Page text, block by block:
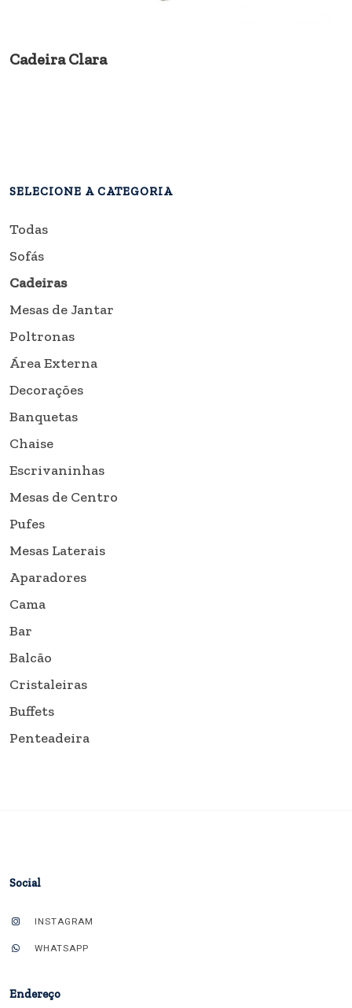
Cadeira Clara
SELECIONE A CATEGORIA
Todas
Sofás
Cadeiras
Mesas de Jantar
Poltronas
Área Externa
Decorações
Banquetas
Chaise
Escrivaninhas
Mesas de Centro
Pufes
Mesas Laterais
Aparadores
Cama
Bar
Balcão
Cristaleiras
Buffets
Penteadeira
Social
INSTAGRAM
WHATSAPP
Endereço